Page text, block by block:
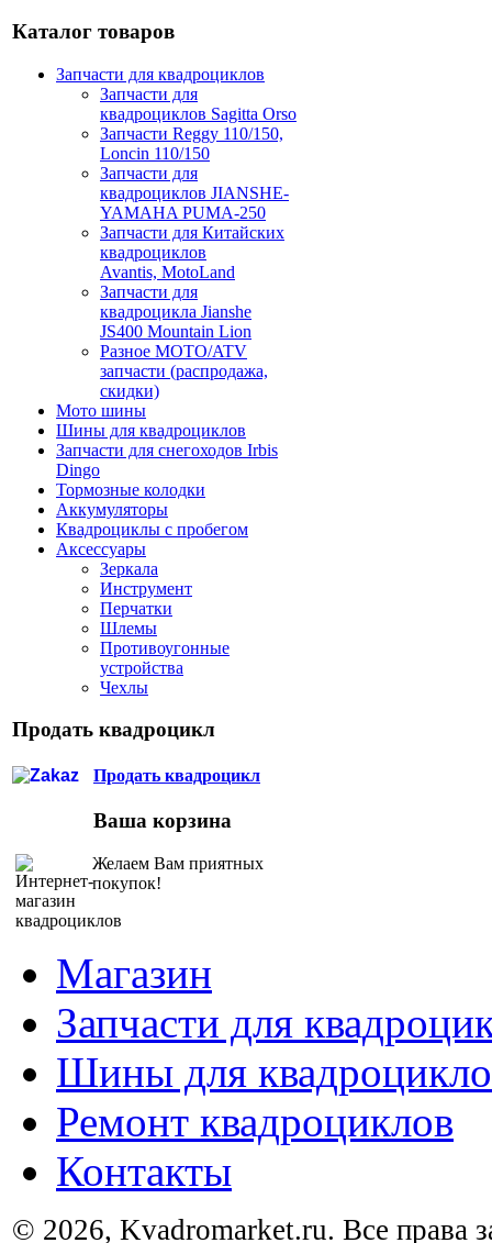
Каталог товаров
Запчасти для квадроциклов
Запчасти для
квадроциклов Sagitta Orso
Запчасти Reggy 110/150,
Loncin 110/150
Запчасти для
квадроциклов JIANSHE-
YAMAHA PUMA-250
Запчасти для Китайских
квадроциклов
Avantis, MotoLand
Запчасти для
квадроцикла Jianshe
JS400 Mountain Lion
Разное МОТО/ATV
запчасти (распродажа,
скидки)
Мото шины
Шины для квадроциклов
Запчасти для снегоходов Irbis
Dingo
Тормозные колодки
Аккумуляторы
Квадроциклы с пробегом
Аксессуары
Зеркала
Инструмент
Перчатки
Шлемы
Противоугонные
устройства
Чехлы
Продать квадроцикл
Продать квадроцикл
Ваша корзина
Желаем Вам приятных
покупок!
Магазин
Запчасти для
Шины для
Ремонт квадроциклов
Контакты
© 2026, Kvadromarket.ru. Все права